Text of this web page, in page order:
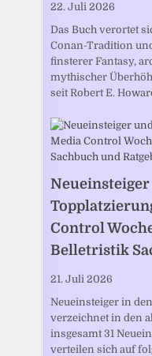
22. Juli 2026
Das Buch verortet
Conan-Tradition
finsterer Fantasy,
mythischer
seit Robert E.
Control
Belletristik
21. Juli 2026
Neueinsteiger in
verzeichnet in den
insgesamt 31
verteilen sich auf